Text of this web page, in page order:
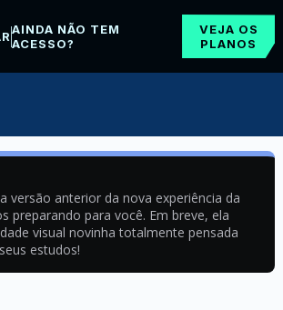
AINDA NÃO TEM
ACESSO?
VEJA OS
PLANOS
versão anterior da nova experiência da
preparando para você. Em breve, ela
visual novinha totalmente pensada
estudos!